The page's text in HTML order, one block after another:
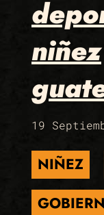
niñez
19
NIÑEZ